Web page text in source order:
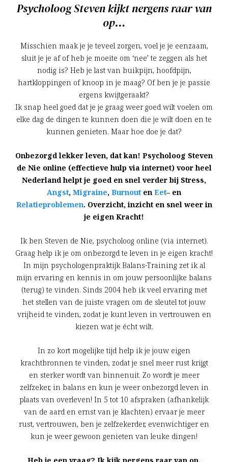
Psycholoog Steven kijkt nergens raar van
op…
Misschien maak je je teveel zorgen, voel je je eenzaam,
sluit je je af of heb je moeite om ‘nee’ te zeggen als het
nodig is? Heb je last van buikpijn, hoofdpijn,
hartkloppingen of knoop in je maag? Of ben je je passie
ergens kwijtgeraakt?
Ik snap heel goed dat je je graag weer goed wilt voelen om
elke dag de dingen te kunnen doen die je wilt doen en te
kunnen genieten. Maar hoe doe je dat?
Onbezorgd lekker leven, dat kan! Psycholoog Steven
de Nie online (effectieve hulp via internet) voor heel
Nederland helpt je goed en snel verder bij Stress,
Angst, Migraine, Burnout en Eet– en
Relatieproblemen. Overzicht, inzicht en snel weer in
je eigen Kracht!
Ik ben Steven de Nie, psycholoog online (via internet).
Graag help ik je om onbezorgd te leven in je eigen kracht!
In mijn psychologenpraktijk Balans-Training zet ik al
mijn ervaring en kennis in om jouw persoonlijke balans
(terug) te vinden. Sinds 2004 heb ik veel ervaring met
het stellen van de juiste vragen om de sleutel tot jouw
vrijheid te vinden, zodat je kunt leven in vertrouwen en
kiezen wat je écht wilt.
In zo kort mogelijke tijd help ik je jouw eigen
krachtbronnen te vinden, zodat je snel meer rust krijgt
en sterker wordt van binnenuit. Zo wordt je meer
zelfzeker, in balans en kun je weer onbezorgd leven in
plaats van overleven! In 5 tot 10 afspraken (afhankelijk
van de aard en ernst van je klachten) ervaar je meer
rust, vertrouwen, ben je zelfzekerder, evenwichtiger en
kun je weer gewoon genieten van leuke dingen!